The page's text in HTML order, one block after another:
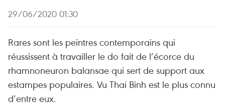
29/06/2020 01:30
Rares sont les peintres contemporains qui
réussissent à travailler le do fait de l’écorce du
rhamnoneuron balansae qui sert de support aux
estampes populaires. Vu Thai Binh est le plus connu
d’entre eux.